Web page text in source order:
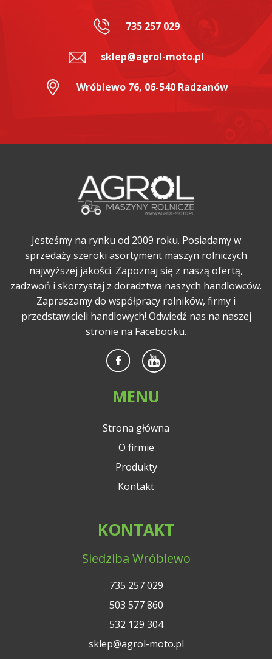
735 257 029
sklep@agrol-moto.pl
Wróblewo 76, 06-540 Radzanów
Jesteśmy na rynku od 2009 roku. Posiadamy w
sprzedaży szeroki asortyment maszyn rolniczych
najwyższej jakości. Zapoznaj się z naszą ofertą,
zadzwoń i skorzystaj z doradztwa naszych handlowców.
Zapraszamy do współpracy rolników, firmy i
przedstawicieli handlowych! Odwiedź nas na naszej
stronie na Facebooku.
MENU
Strona główna
O firmie
Produkty
Kontakt
KONTAKT
Siedziba Wróblewo
735 257 029
503 577 860
532 129 304
sklep@agrol-moto.pl